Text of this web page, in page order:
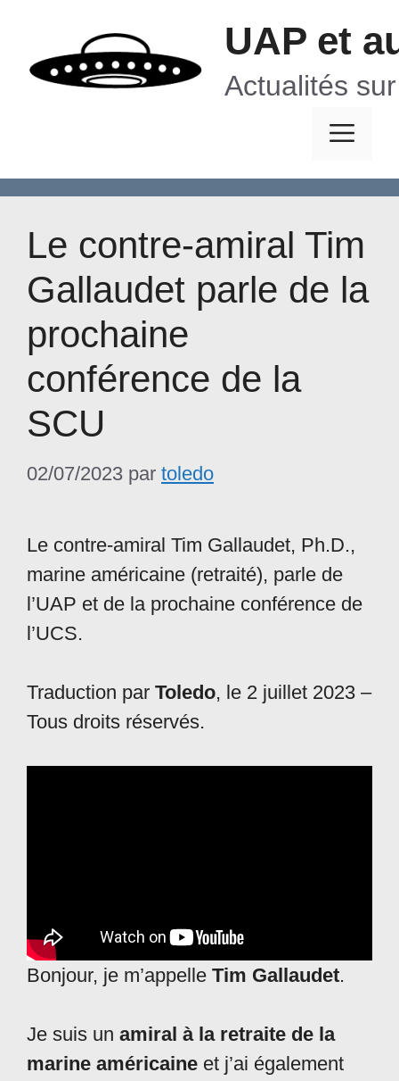
contenu
UAP et
Actualités
Le contre-amiral Tim
Gallaudet parle de la
prochaine
conférence de la
SCU
02/07/2023 par toledo
Le contre-amiral Tim Gallaudet, Ph.D.,
marine américaine (retraité), parle de
l’UAP et de la prochaine conférence de
l’UCS.
Traduction par Toledo, le 2 juillet 2023 –
Tous droits réservés.
Bonjour, je m’appelle Tim Gallaudet.
Je suis un amiral à la retraite de la
marine américaine et j’ai également